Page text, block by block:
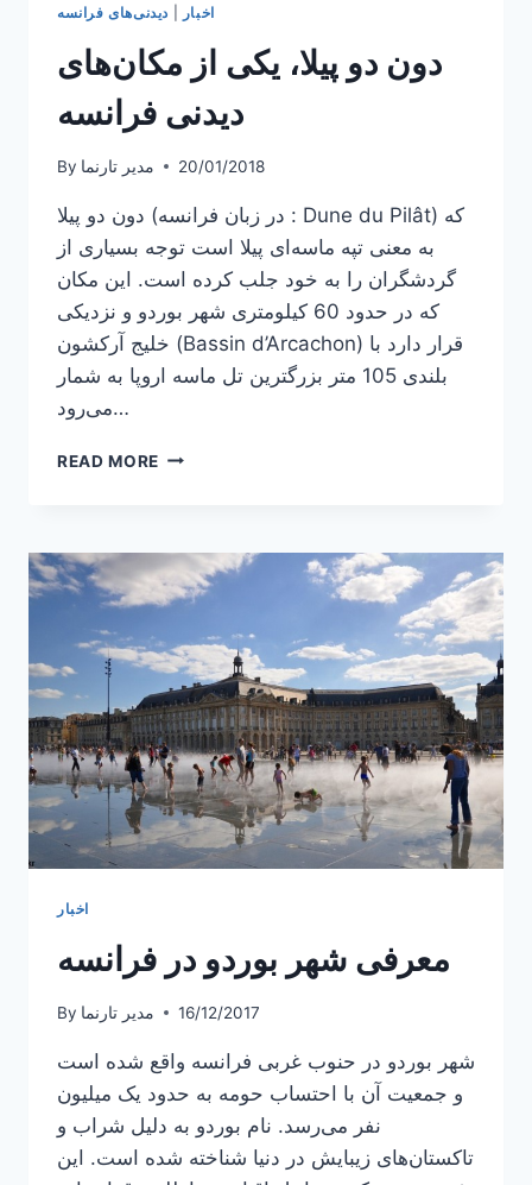
اخبار دیدنی‌های فرانسه
دون دو پیلا، یکی از مکان‌های
دیدنی فرانسه
By مدیر تارنما 20/01/2018
دون دو پیلا (در زبان فرانسه : Dune du Pilât) که
به معنی تپه ماسه‌ای پیلا است توجه بسیاری از
گردشگران را به خود جلب کرده است. این مکان
که در حدود 60 کیلومتری شهر بوردو و نزدیکی
خلیج آرکشون (Bassin d’Arcachon) قرار دارد با
بلندی 105 متر بزرگترین تل ماسه اروپا به شمار
می‌رود…
READ MORE دون
از
مکان‌های
دیدنی
اخبار
معرفی شهر بوردو در فرانسه
By مدیر تارنما 16/12/2017
شهر بوردو در حنوب غربی فرانسه واقع شده است
و جمعیت آن با احتساب حومه به حدود یک میلیون
نفر می‌رسد. نام بوردو به دلیل شراب و
تاکستان‌های زیبایش در دنیا شناخته شده است. این